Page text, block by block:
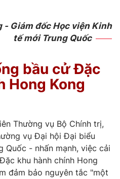
- Giám đốc Học viện Kinh
tế mới Trung Quốc
bầu cử Đặc
Hong Kong
Thường vụ Bộ Chính trị,
vụ Đại hội Đại biểu
Quốc - nhấn mạnh, việc cải
khu hành chính Hong
đảm bảo nguyên tắc "một